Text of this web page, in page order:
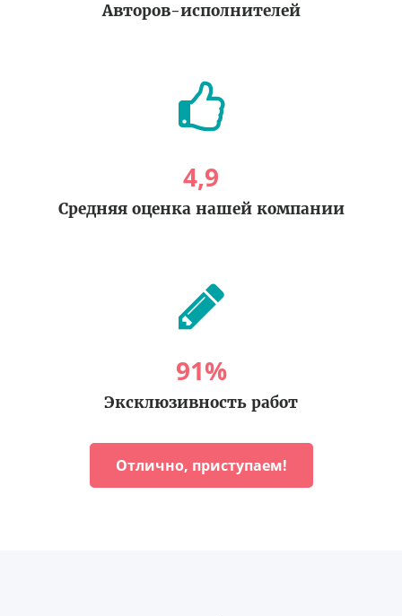
Авторов-исполнителей
4,9
Средняя оценка нашей компании
91%
Эксклюзивность работ
Отлично, приступаем!